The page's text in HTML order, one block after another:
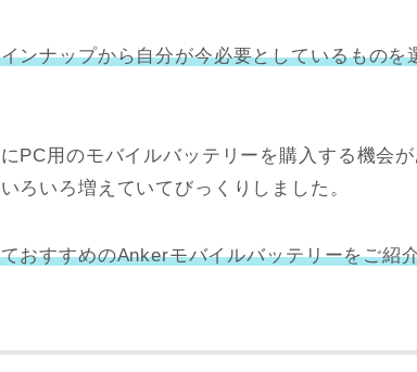
ンナップから自分が今必要としているものを
PC用のモバイルバッテリーを購入する機会
ろいろ増えていてびっくりしました。
おすすめのAnkerモバイルバッテリーをご紹